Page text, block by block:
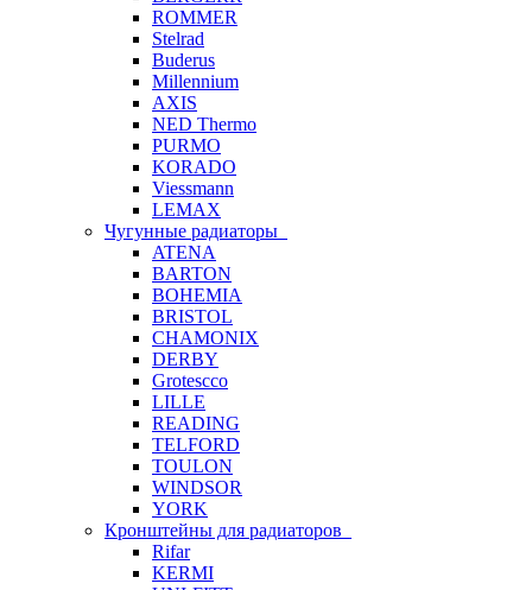
ROMMER
Stelrad
Buderus
Millennium
AXIS
NED Thermo
PURMO
KORADO
Viessmann
LEMAX
Чугунные радиаторы
ATENA
BARTON
BOHEMIA
BRISTOL
CHAMONIX
DERBY
Grotescco
LILLE
READING
TELFORD
TOULON
WINDSOR
YORK
Кронштейны для радиаторов
Rifar
KERMI